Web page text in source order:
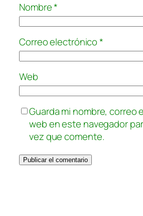
Nombre*
Correo electrónico*
Web
Guarda mi nombre, correo
web en este navegador
vez que comente.